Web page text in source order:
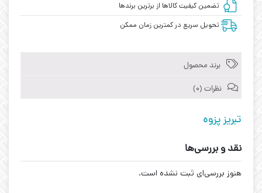
تضمین کیفیت کالاها از برترین برندها
تحویل سریع در کمترین زمان ممکن
برند محصول
نظرات (0)
تبریز پزوه
نقد و بررسی‌ها
هنوز بررسی‌ای ثبت نشده است.